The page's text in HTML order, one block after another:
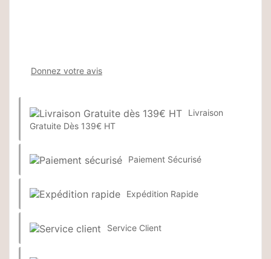
Donnez votre avis
Livraison
Gratuite Dès 139€ HT
Paiement Sécurisé
Expédition Rapide
Service Client